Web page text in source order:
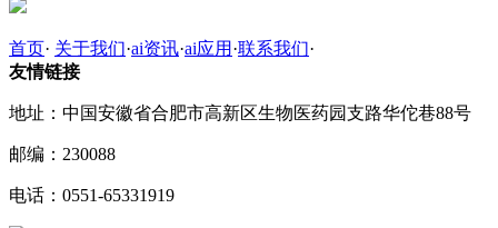
首页· 关于我们·ai资讯·ai应用 ·联系我们·
友情链接
地址：中国安徽省合肥市高新区生物医药园支路华佗巷88号
邮编：230088
电话：0551-65331919